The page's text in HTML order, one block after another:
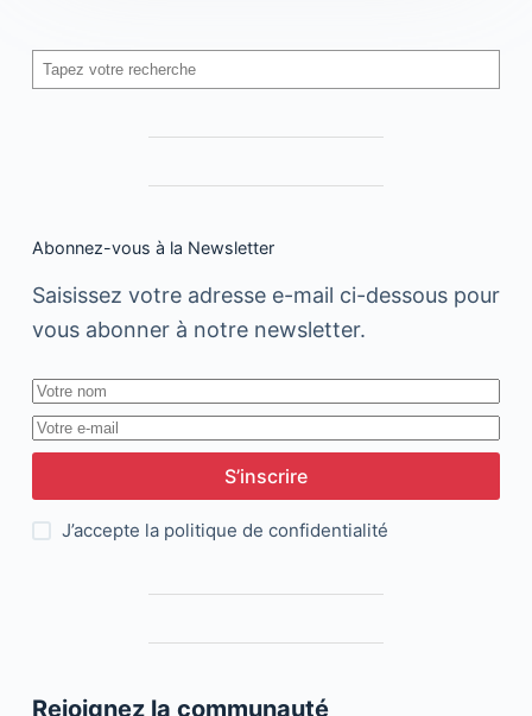
Rechercher
Abonnez-vous à la Newsletter
Saisissez votre adresse e-mail ci-dessous pour
vous abonner à notre newsletter.
S’inscrire
J’accepte la politique de confidentialité
Rejoignez la communauté